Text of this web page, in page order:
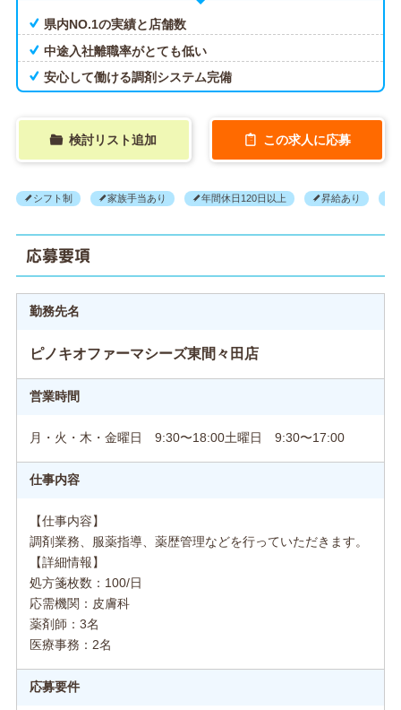
県内NO.1の実績と店舗数
中途入社離職率がとても低い
安心して働ける調剤システム完備
検討リスト追加 この求人に応募
シフト制 家族手当あり 年間休日120日以上 昇給あり
応募要項
勤務先名
ピノキオファーマシーズ東間々田店
営業時間
月・火・木・金曜日 9:30〜18:00土曜日 9:30〜17:00
仕事内容
【仕事内容】
調剤業務、服薬指導、薬歴管理などを行っていただきます。
【詳細情報】
処方箋枚数：100/日
応需機関：皮膚科
薬剤師：3名
医療事務：2名
応募要件